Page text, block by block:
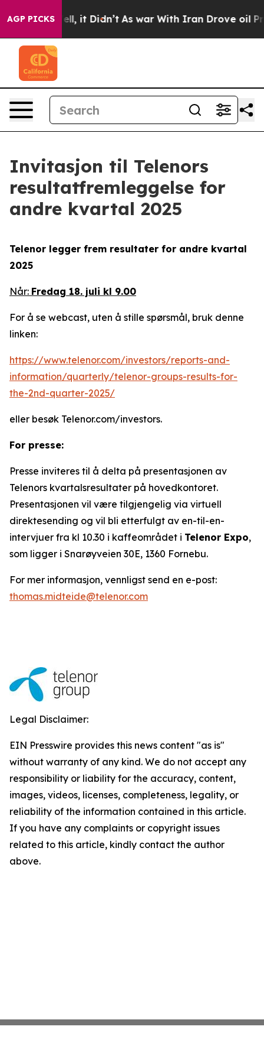
AGP PICKS
40%. Well, it Didn’t As war With Iran Drove oil
Invitasjon til Telenors
resultatfremleggelse for
andre kvartal 2025
Telenor legger frem resultater for andre kvartal
2025
Når: Fredag 18. juli kl 9.00
For å se webcast, uten å stille spørsmål, bruk denne
linken:
https://www.telenor.com/investors/reports-and-
information/quarterly/telenor-groups-results-for-
the-2nd-quarter-2025/
eller besøk Telenor.com/investors.
For presse:
Presse inviteres til å delta på presentasjonen av
Telenors kvartalsresultater på hovedkontoret.
Presentasjonen vil være tilgjengelig via virtuell
direktesending og vil bli etterfulgt av en-til-en-
intervjuer fra kl 10.30 i kaffeområdet i Telenor Expo,
som ligger i Snarøyveien 30E, 1360 Fornebu.
For mer informasjon, vennligst send en e-post:
thomas.midteide@telenor.com
Legal Disclaimer:
EIN Presswire provides this news content "as is"
without warranty of any kind. We do not accept any
responsibility or liability for the accuracy, content,
images, videos, licenses, completeness, legality, or
reliability of the information contained in this article.
If you have any complaints or copyright issues
related to this article, kindly contact the author
above.